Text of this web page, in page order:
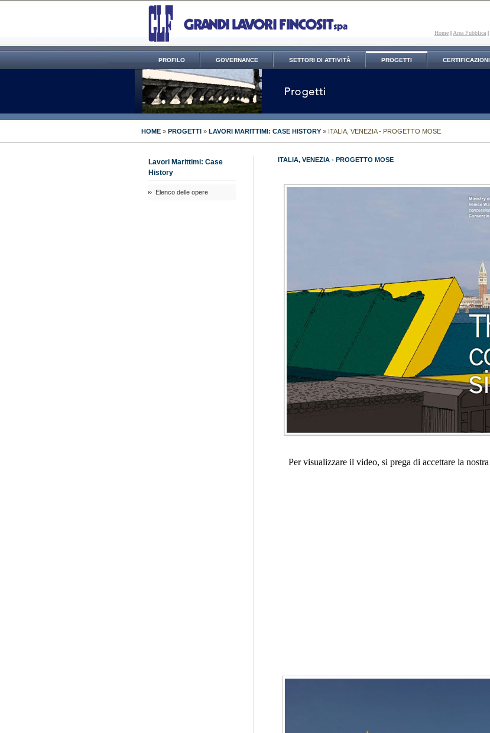
Home | Area Pubblica |
PROFILO GOVERNANCE SETTORI DI ATTIVITÀ PROGETTI CERTIFICAZIONI
Lavori Marittimi: Case
History
Elenco delle opere
HOME » PROGETTI » LAVORI MARITTIMI: CASE HISTORY » ITALIA, VENEZIA - PROGETTO MOSE
ITALIA, VENEZIA - PROGETTO MOSE